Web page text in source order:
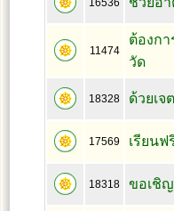
16536
11474
ต้องก
วัด
18328 ด้วยเ
17569 เรียน
18318 ขอเชิ